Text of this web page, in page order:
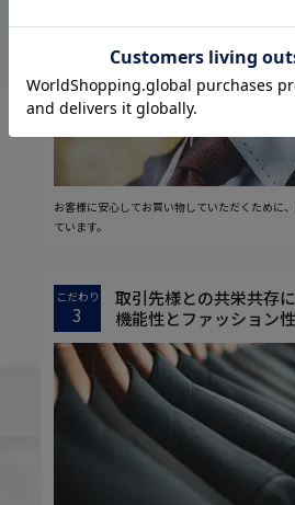
お客様に安心してお買い物していただくために
ています。
こだわり
3
取引先様との共栄共存
機能性とファッション